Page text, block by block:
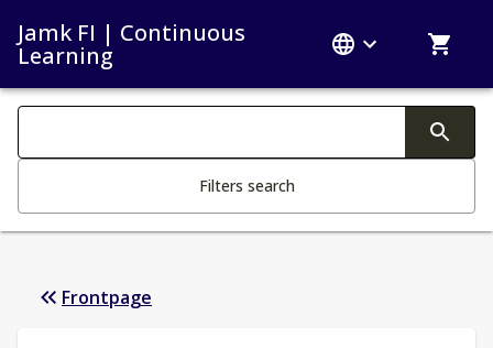
Jamk FI | Continuous
Learning
Search filters
Filters search
Frontpage